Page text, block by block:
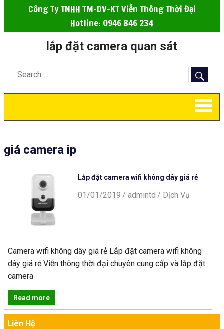
Công Ty TNHH TM-DV-KT Viễn Thông Thời Đại
Hotline: 0946 846 234
lắp đặt camera quan sát
giá camera ip
Lắp đặt camera wifi không dây giá rẻ
01/01/2019 admintd Dịch Vụ
Camera wifi không dây giá rẻ Lắp đặt camera wifi không
dây giá rẻ Viễn thông thời đại chuyên cung cấp và lắp đặt
camera
Read more
Liên Hệ